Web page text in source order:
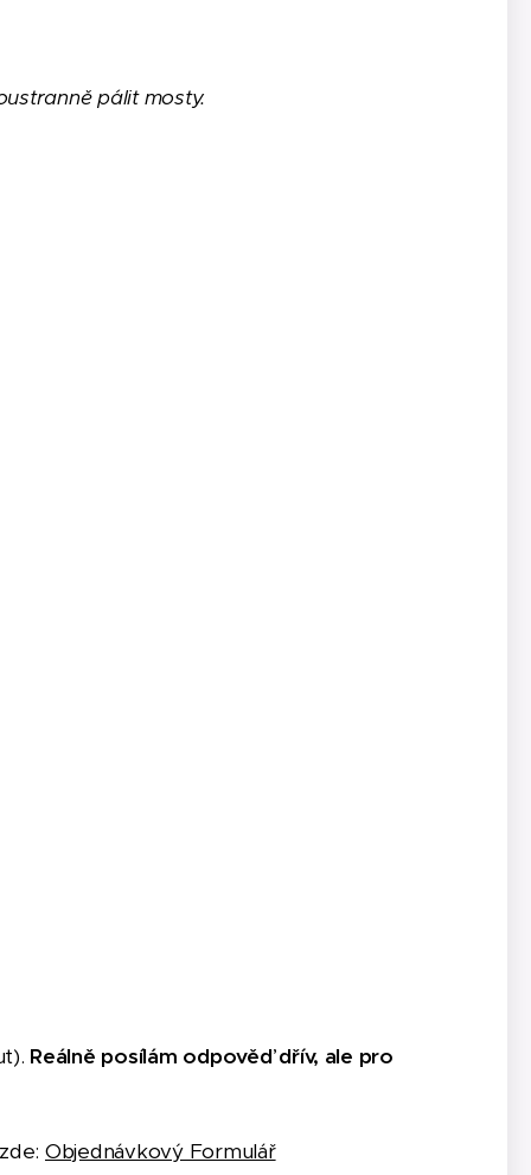
pálit mosty.
Reálně posílám odpověď dřív, ale pro
Objednávkový Formulář